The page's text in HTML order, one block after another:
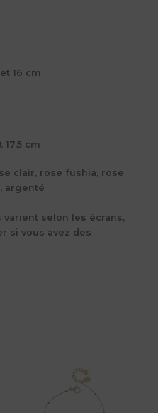
16 cm
cm
clair, rose fushia, rose
argenté
varient selon les écrans,
si vous avez des